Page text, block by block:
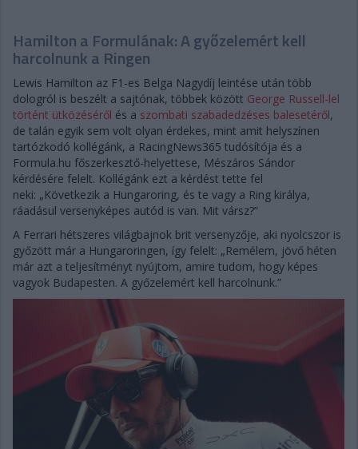
Hamilton a Formulának: A győzelemért kell
harcolnunk a Ringen
Lewis Hamilton az F1-es Belga Nagydíj leintése után több
dologról is beszélt a sajtónak, többek között George Russell-lel
történt ütközéséről és a szombati szabadedzéses balesetéről,
de talán egyik sem volt olyan érdekes, mint amit helyszínen
tartózkodó kollégánk, a RacingNews365 tudósítója és a
Formula.hu főszerkesztő-helyettese, Mészáros Sándor
kérdésére felelt. Kollégánk ezt a kérdést tette fel
neki: „Következik a Hungaroring, és te vagy a Ring királya,
ráadásul versenyképes autód is van. Mit vársz?”
A Ferrari hétszeres világbajnok brit versenyzője, aki nyolcszor is
győzött már a Hungaroringen, így felelt: „Remélem, jövő héten
már azt a teljesítményt nyújtom, amire tudom, hogy képes
vagyok Budapesten. A győzelemért kell harcolnunk.”